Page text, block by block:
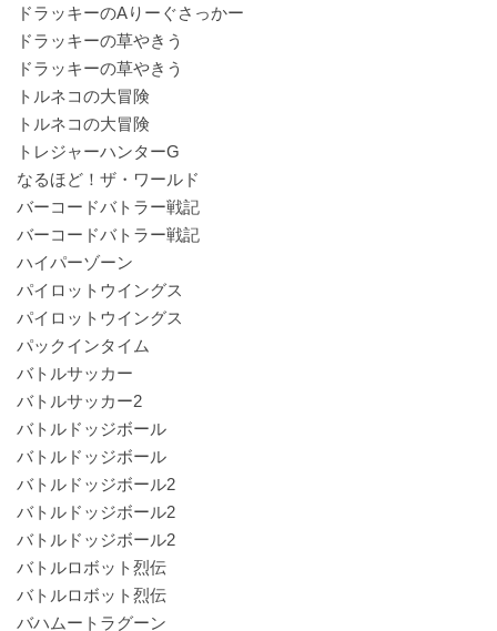
ドラッキーのAりーぐさっかー
ドラッキーの草やきう
ドラッキーの草やきう
トルネコの大冒険
トルネコの大冒険
トレジャーハンターG
なるほど！ザ・ワールド
バーコードバトラー戦記
バーコードバトラー戦記
ハイパーゾーン
パイロットウイングス
パイロットウイングス
パックインタイム
バトルサッカー
バトルサッカー2
バトルドッジボール
バトルドッジボール
バトルドッジボール2
バトルドッジボール2
バトルドッジボール2
バトルロボット烈伝
バトルロボット烈伝
バハムートラグーン